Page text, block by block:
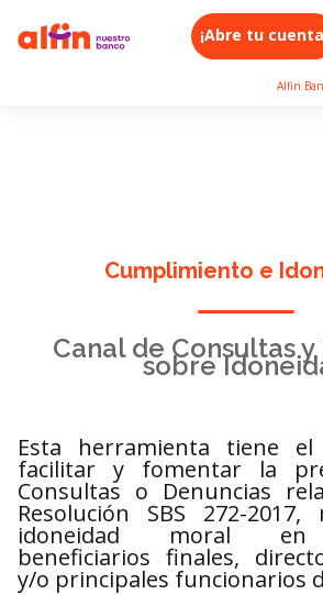
¡Abre tu
Alfin
Cumplimiento e
Canal de Consultas
sobre
Esta herramienta tiene
facilitar y fomentar la
Consultas o Denuncias
Resolución SBS 272-
idoneidad moral en
beneficiarios finales,
y/o principales funcionarios